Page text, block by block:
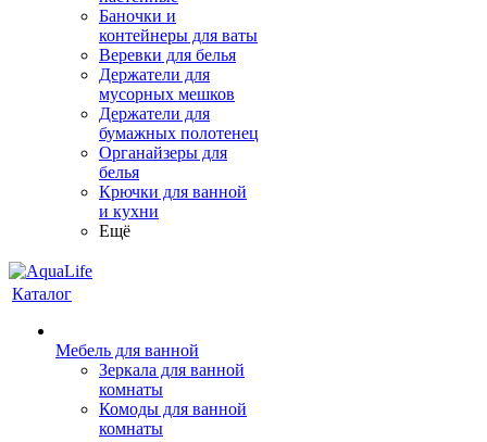
Баночки и
контейнеры для ваты
Веревки для белья
Держатели для
мусорных мешков
Держатели для
бумажных полотенец
Органайзеры для
белья
Крючки для ванной
и кухни
Ещё
Каталог
Мебель для ванной
Зеркала для ванной
комнаты
Комоды для ванной
комнаты